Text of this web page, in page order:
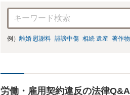
例） 離婚 慰謝料 誹謗中傷 相続 遺産 著作
労働・雇用契約違反の法律Q&A